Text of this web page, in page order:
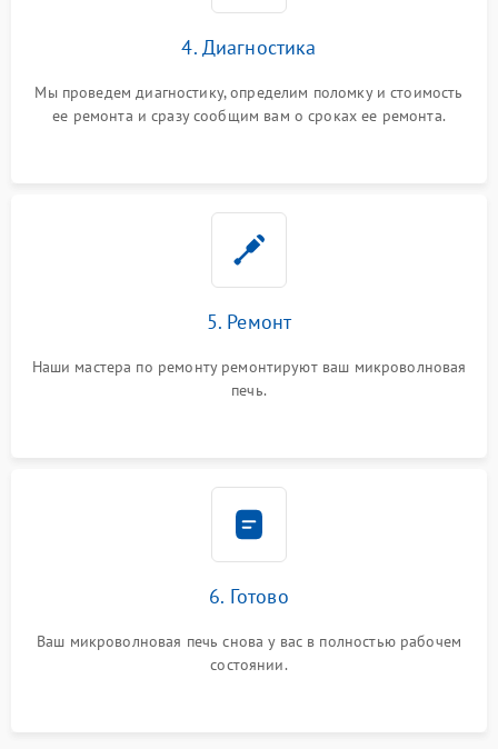
4. Диагностика
Мы проведем диагностику, определим поломку и стоимость
ее ремонта и сразу сообщим вам о сроках ее ремонта.
5. Ремонт
Наши мастера по ремонту ремонтируют ваш микроволновая
печь.
6. Готово
Ваш микроволновая печь снова у вас в полностью рабочем
состоянии.